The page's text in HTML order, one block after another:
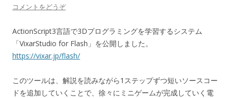
コメントをどうぞ
ActionScript3言語で3Dプログラミングを学習するシステム
「VixarStudio for Flash」を公開しました。
https://vixar.jp/flash/
このツールは、解説を読みながら1ステップずつ短いソースコー
ドを追加していくことで、徐々にミニゲームが完成していく電